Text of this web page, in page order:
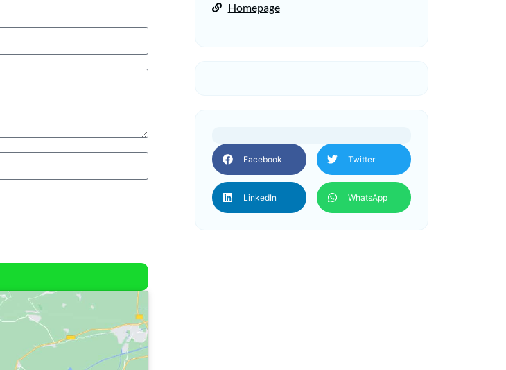
Homepage
Facebook Twitter
LinkedIn WhatsApp